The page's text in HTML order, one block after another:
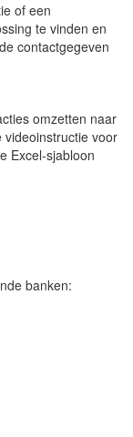
of een
te vinden en
contactgegeven
omzetten naar
videoinstructie voor
Excel-sjabloon
banken: